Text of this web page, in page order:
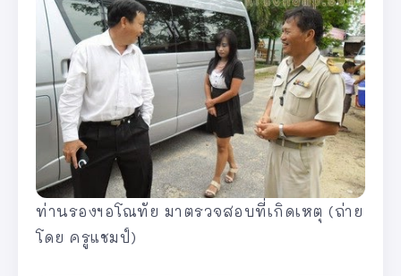
ท่านรองฯอโณทัย มาตรวจสอบที่เกิดเหตุ (ถ่าย
โดย ครูแชมป์)